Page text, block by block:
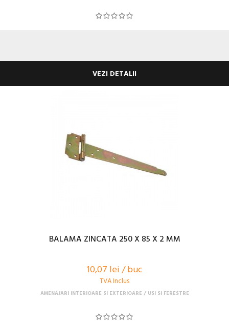
VEZI DETALII
BALAMA ZINCATA 250 X 85 X 2 MM
10,07 lei / buc
TVA Inclus
AMENAJARI INTERIOARE SI EXTERIOARE USI SI FERESTRE